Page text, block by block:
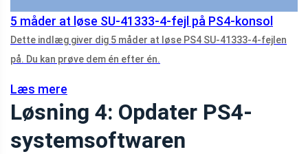
5 måder at løse SU-41333-4-fejl på PS4-konsol
Dette indlæg giver dig 5 måder at løse PS4 SU-41333-4-fejlen
på. Du kan prøve dem én efter én.
Læs mere
Løsning 4: Opdater PS4-
systemsoftwaren